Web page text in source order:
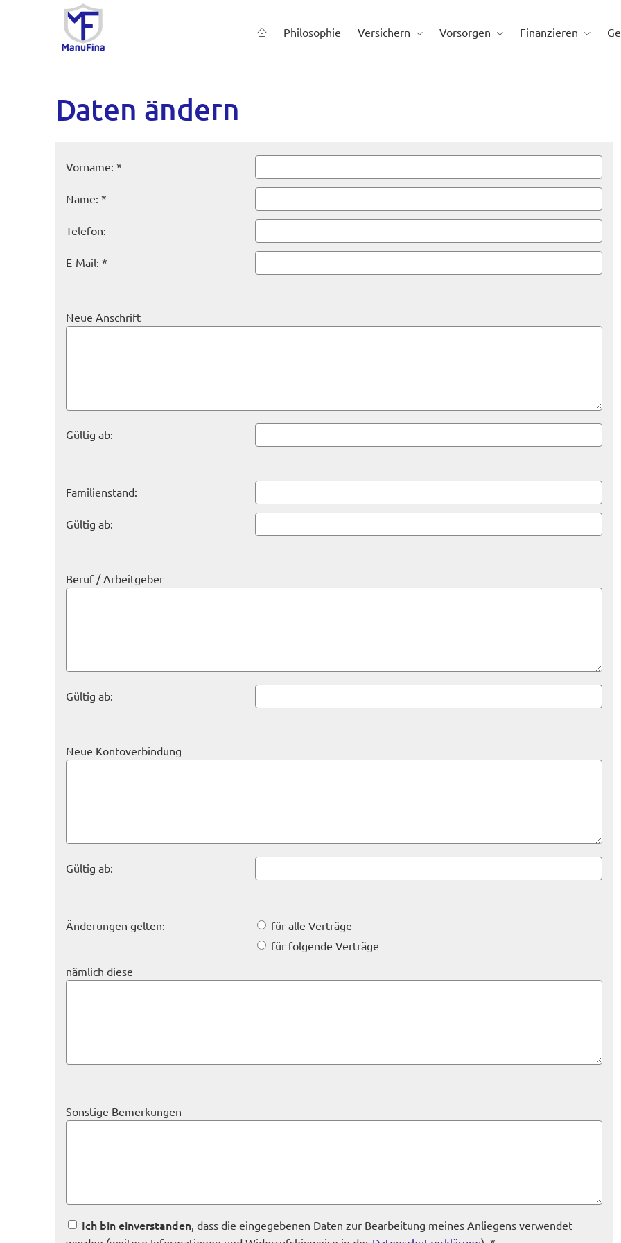
Philosophie Versichern Vorsorgen Finanzieren
Daten ändern
Vorname: *
Name: *
Telefon:
E-Mail: *
Neue Anschrift
Gültig ab:
Familienstand:
Gültig ab:
Beruf / Arbeitgeber
Gültig ab:
Neue Kontoverbindung
Gültig ab:
Änderungen gelten:
für alle Verträge
für folgende Verträge
nämlich diese
Sonstige Bemerkungen
Ich bin einverstanden, dass die eingegebenen Daten zur Bearbeitung meines Anliegens verwendet